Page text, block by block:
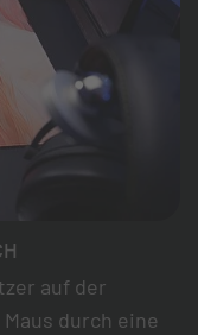
auf der
durch eine